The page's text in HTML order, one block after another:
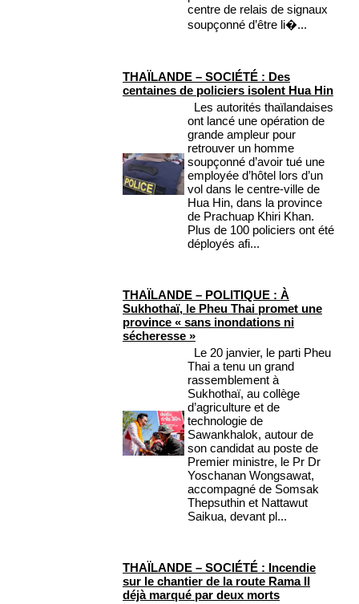
centre de relais de signaux
soupçonné d’être li�...
THAÏLANDE – SOCIÉTÉ : Des
centaines de policiers isolent Hua Hin
Les autorités thaïlandaises
ont lancé une opération de
grande ampleur pour
retrouver un homme
soupçonné d’avoir tué une
employée d’hôtel lors d’un
vol dans le centre-ville de
Hua Hin, dans la province
de Prachuap Khiri Khan.
Plus de 100 policiers ont été
déployés afi...
THAÏLANDE – POLITIQUE : À
Sukhothaï, le Pheu Thai promet une
province « sans inondations ni
sécheresse »
Le 20 janvier, le parti Pheu
Thai a tenu un grand
rassemblement à
Sukhothaï, au collège
d’agriculture et de
technologie de
Sawankhalok, autour de
son candidat au poste de
Premier ministre, le Pr Dr
Yoschanan Wongsawat,
accompagné de Somsak
Thepsuthin et Nattawut
Saikua, devant pl...
THAÏLANDE – SOCIÉTÉ : Incendie
sur le chantier de la route Rama II
déjà marqué par deux morts